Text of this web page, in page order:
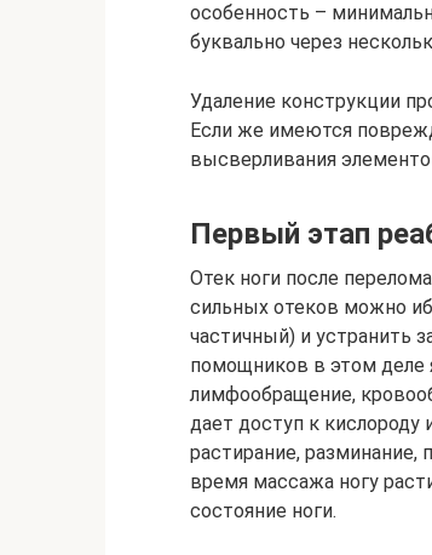
особенность –
буквально через
Удаление конструкции
Если же имеются
высверливания
Первый этап
Отек ноги после
сильных отеков можно
частичный) и устранить
помощников в этом деле
лимфообращение,
дает доступ к
растирание, разминание,
время массажа ногу
состояние ноги.